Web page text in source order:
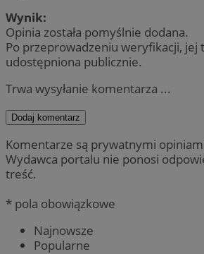
Wynik:
Opinia została pomyślnie dodana.
Po przeprowadzeniu weryfikacji, jej
udostępniona publicznie.
Trwa wysyłanie komentarza ...
Dodaj komentarz
Komentarze są prywatnymi
Wydawca portalu nie ponosi
treść.
* pola obowiązkowe
Najnowsze
Popularne